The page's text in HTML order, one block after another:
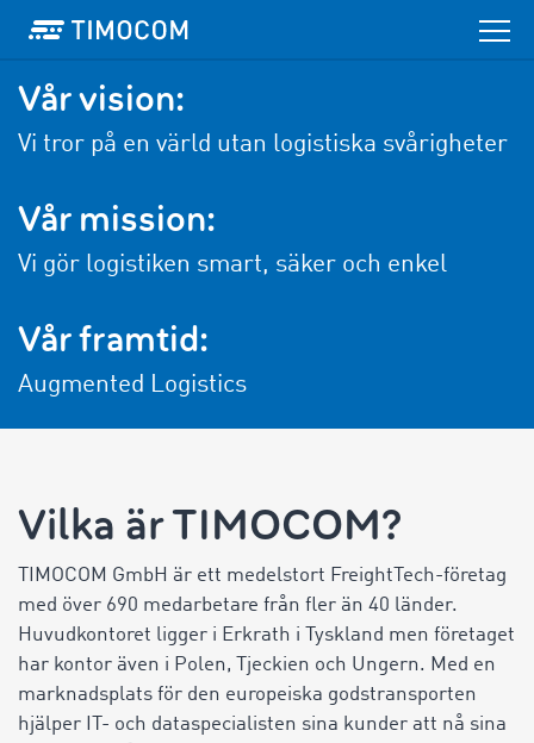
Vår vision:
Vi tror på en värld utan logistiska svårigheter
Vår mission:
Vi gör logistiken smart, säker och enkel
Vår framtid:
Augmented Logistics
Vilka är TIMOCOM?
TIMOCOM GmbH är ett medelstort FreightTech-företag
med över 690 medarbetare från fler än 40 länder.
Huvudkontoret ligger i Erkrath i Tyskland men företaget
har kontor även i Polen, Tjeckien och Ungern. Med en
marknadsplats för den europeiska godstransporten
hjälper IT- och dataspecialisten sina kunder att nå sina